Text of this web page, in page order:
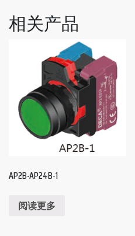
相关产品
AP2B‧AP24B-1
阅读更多